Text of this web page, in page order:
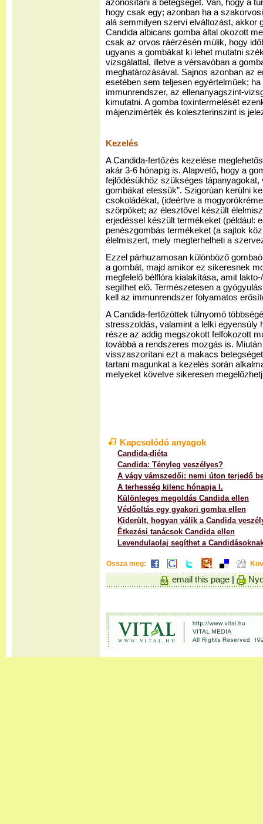
azonosítani a betegséget. Van, hogy a
hogy csak egy; azonban ha a
alá semmilyen szervi elváltozást, akkor
Candida albicans gomba által okozott
csak az orvos ráérzésén múlik, hogy
ugyanis a gombákat ki lehet mutatni
vizsgálattal, illetve a vérsavóban a
meghatározásával. Sajnos azonban az
esetében sem teljesen egyértelműek;
immunrendszer, az ellenanyagszint-
kimutatni. A gomba toxintermelését
májenzimérték és koleszterinszint is
Kezelés
A Candida-fertőzés kezelése
akár 3-6 hónapig is. Alapvető, hogy a
fejlődésükhöz szükséges tápanyagokat,
gombákat etessük”. Szigorúan kerülni
csokoládékat, (ideértve a
szörpöket; az élesztővel készült
erjedéssel készült termékeket (például:
penészgombás termékeket (a sajtok
élelmiszert, mely megterhelheti a
Ezzel párhuzamosan különböző
a gombát, majd amikor ez sikeresnek
megfelelő bélflóra kialakítása, amit
segíthet elő. Természetesen a
kell az immunrendszer folyamatos
A Candida-fertőzöttek túlnyomó
stresszoldás, valamint a lelki egyensúly
része az addig megszokott felfokozott
továbbá a rendszeres mozgás is.
visszaszorítani ezt a makacs
tartani magunkat a kezelés során
melyeket követve sikeresen
Kapcsolódó anyagok
Candida-diéta
Candida: Tényleg veszélyes?
A vágy vámszedői: nemi úton terjedő
A terhesség kilenc hónapja I.
Különleges megoldás Candida ellen
Védőoltás egy gyakori gomba ellen
Kiderült, hogyan válik a Candida
Étkezési tanácsok Candida ellen
Levendulaolaj segíthet a
Ossza meg:
email this page